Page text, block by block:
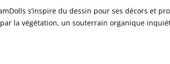
s’inspire du dessin pour ses décors et
la végétation, un souterrain organique